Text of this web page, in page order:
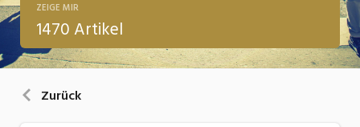
13 Fragen - 13 Antworten
Arbeit
ZEIGE MIR
1470 Artikel
Zurück